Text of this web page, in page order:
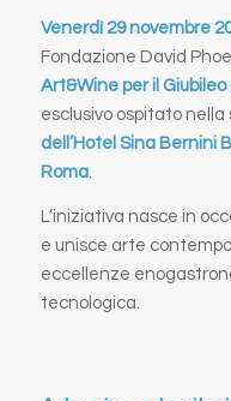
Venerdì 29 novembre
Fondazione David
Art&Wine per il Giubileo
esclusivo ospitato nella
dell’Hotel Sina Bernini
Roma.
L’iniziativa nasce in
e unisce arte
eccellenze
tecnologica.